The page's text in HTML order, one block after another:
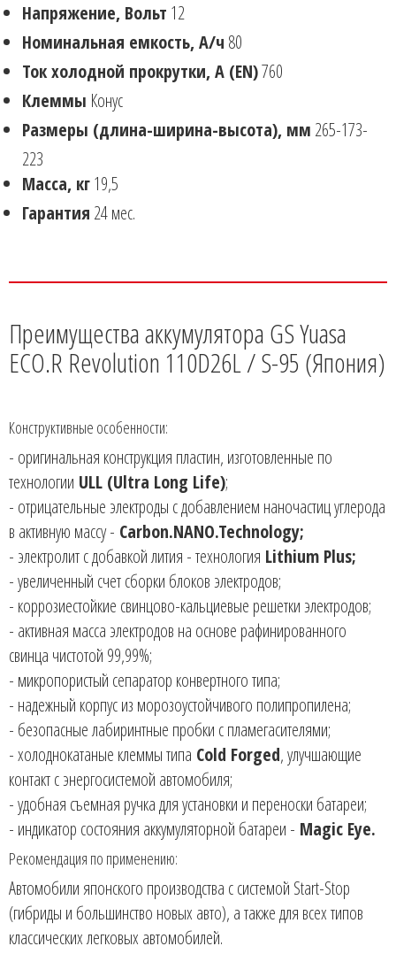
Напряжение, Вольт 12
Номинальная емкость, А/ч 80
Ток холодной прокрутки, А (EN)760
Клеммы Конус
Размеры (длина-ширина-высота), мм 265-173-
223
Масса, кг19,5
Гарантия 24 мес.
Преимущества аккумулятора GS Yuasa
ECO.R Revolution 110D26L / S-95 (Япония)
Конструктивные особенности:
- оригинальная конструкция пластин, изготовленные по
технологии ULL (Ultra Long Life);
- отрицательные электроды с добавлением наночастиц углерода
в активную массу - Carbon.NANO.Technology;
- электролит с добавкой лития - технология Lithium Plus;
- увеличенный счет сборки блоков электродов;
- коррозиестойкие свинцово-кальциевые решетки электродов;
- активная масса электродов на основе рафинированного
свинца чистотой 99,99%;
- микропористый сепаратор конвертного типа;
- надежный корпус из морозоустойчивого полипропилена;
- безопасные лабиринтные пробки с пламегасителями;
- холоднокатаные клеммы типа Cold Forged, улучшающие
контакт с энергосистемой автомобиля;
- удобная съемная ручка для установки и переноски батареи;
- индикатор состояния аккумуляторной батареи - Magic Eye.
Рекомендация по применению:
Автомобили японского производства с системой Start-Stop
(гибриды и большинство новых авто), а также для всех типов
классических легковых автомобилей.